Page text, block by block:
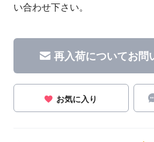
い合わせ下さい。
再入荷についてお問
お気に入り